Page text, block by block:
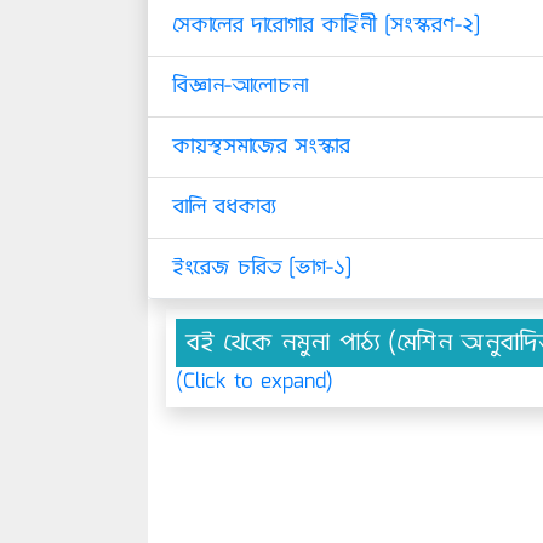
সেকালের দারোগার কাহিনী [সংস্করণ-২]
বিজ্ঞান-আলোচনা
কায়স্থসমাজের সংস্কার
বালি বধকাব্য
ইংরেজ চরিত [ভাগ-১]
বই থেকে নমুনা পাঠ্য (মেশিন
(Click to expand)